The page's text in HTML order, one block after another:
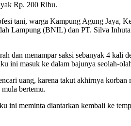
Rp. 200 Ribu.
tani, warga Kampung Agung Jaya,
Lampung (BNIL) dan PT. Silva
dan menampar saksi sebanyak 4 kali
ini masuk ke dalam bajunya seolah-
uang, karena takut akhirnya
bertemu.
meminta diantarkan kembali ke